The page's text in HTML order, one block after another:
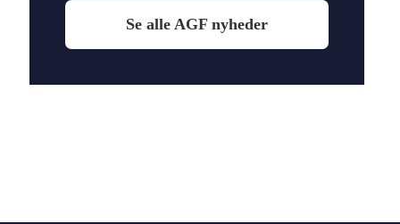
Se alle AGF nyheder